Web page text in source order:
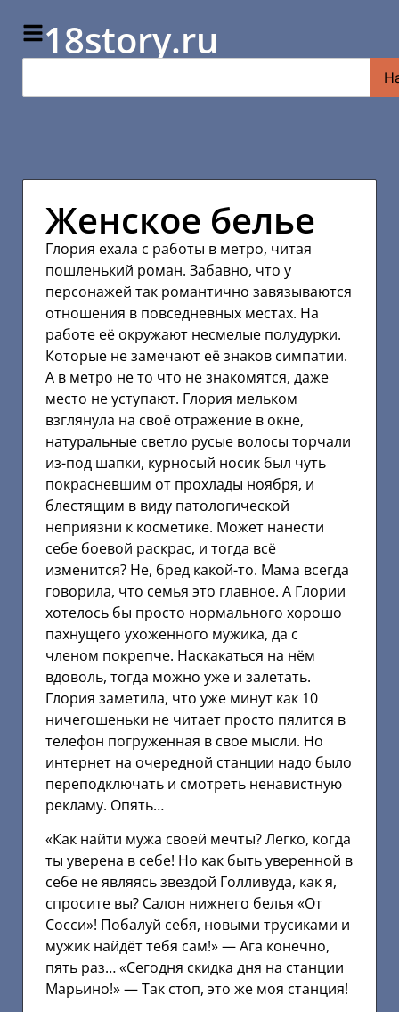
18story.ru
Женское белье
Глория ехала с работы в метро, читая
пошленький роман. Забавно, что у
персонажей так романтично завязываются
отношения в повседневных местах. На
работе её окружают несмелые полудурки.
Которые не замечают её знаков симпатии.
А в метро не то что не знакомятся, даже
место не уступают. Глория мельком
взглянула на своё отражение в окне,
натуральные светло русые волосы торчали
из-под шапки, курносый носик был чуть
покрасневшим от прохлады ноября, и
блестящим в виду патологической
неприязни к косметике. Может нанести
себе боевой раскрас, и тогда всё
изменится? Не, бред какой-то. Мама всегда
говорила, что семья это главное. А Глории
хотелось бы просто нормального хорошо
пахнущего ухоженного мужика, да с
членом покрепче. Наскакаться на нём
вдоволь, тогда можно уже и залетать.
Глория заметила, что уже минут как 10
ничегошеньки не читает просто пялится в
телефон погруженная в свое мысли. Но
интернет на очередной станции надо было
переподключать и смотреть ненавистную
рекламу. Опять…
«Как найти мужа своей мечты? Легко, когда
ты уверена в себе! Но как быть уверенной в
себе не являясь звездой Голливуда, как я,
спросите вы? Салон нижнего белья «От
Сосси»! Побалуй себя, новыми трусиками и
мужик найдёт тебя сам!» — Ага конечно,
пять раз… «Сегодня скидка дня на станции
Марьино!» — Так стоп, это же моя станция!